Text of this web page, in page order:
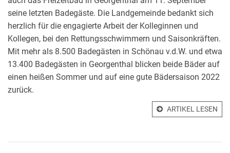
seine letzten Badegäste. Die Landgemeinde bedankt sich
herzlich für die engagierte Arbeit der Kolleginnen und
Kollegen, bei den Rettungsschwimmern und Saisonkräften.
Mit mehr als 8.500 Badegästen in Schönau v.d.W. und etwa
13.400 Badegästen in Georgenthal blicken beide Bäder auf
einen heißen Sommer und auf eine gute Bädersaison 2022
zurück.
ARTIKEL LESEN